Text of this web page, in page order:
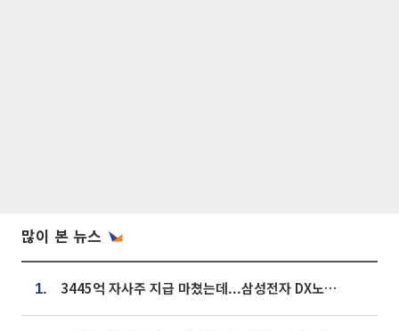
많이 본 뉴스
1. 3445억 자사주 지급 마쳤는데...삼성전자 DX노조, 뒤늦은 '떼쓰기 집회'